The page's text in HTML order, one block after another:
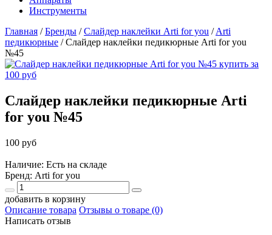
Инструменты
Главная /Бренды /Слайдер наклейки Arti for you /Arti
педикюрные /Слайдер наклейки педикюрные Arti for you
№45
Слайдер наклейки педикюрные Arti
for you №45
100 руб
Наличие: Есть на складе
Бренд: Arti for you
добавить в корзину
Описание товара Отзывы о товаре (0)
Написать отзыв